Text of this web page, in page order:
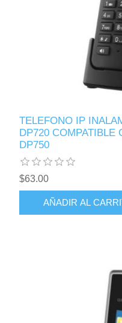
TELEFONO IP
DP720 COMPATIBLE
DP750
$63.00
AÑADIR AL